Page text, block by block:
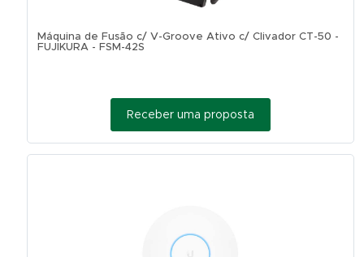
Máquina de Fusão c/ V-Groove Ativo c/ Clivador CT-50 -
FUJIKURA - FSM-42S
Receber uma proposta